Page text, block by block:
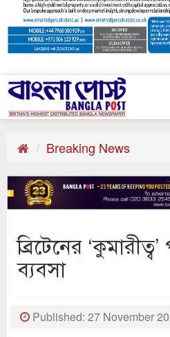
Breaking News
ব্রিটেনের
ব্যবসা
Published: 27 November